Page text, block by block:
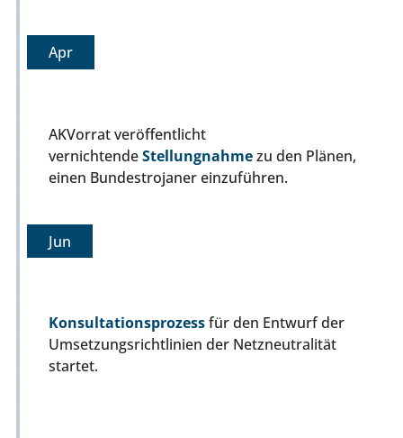
Apr
AKVorrat veröffentlicht
vernichtendeStellungnahmezu den Plänen,
einen Bundestrojaner einzuführen.
Jun
Konsultationsprozessfür den Entwurf der
Umsetzungsrichtlinien der Netzneutralität
startet.